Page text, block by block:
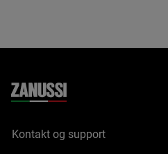
Kontakt og support